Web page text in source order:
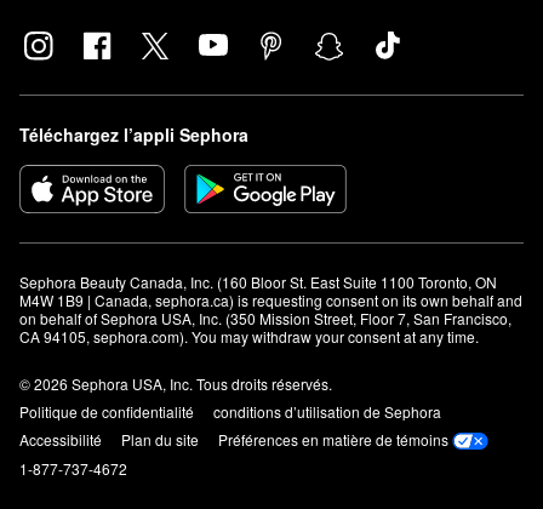
Téléchargez l’appli Sephora
Sephora Beauty Canada, Inc. (160 Bloor St. East Suite 1100 Toronto, ON
M4W 1B9 | Canada, sephora.ca) is requesting consent on its own behalf and
on behalf of Sephora USA, Inc. (350 Mission Street, Floor 7, San Francisco,
CA 94105, sephora.com). You may withdraw your consent at any time.
© 2026 Sephora USA, Inc. Tous droits réservés.
Politique de confidentialité
conditions d’utilisation de Sephora
Accessibilité
Plan du site
Préférences en matière de témoins
1-877-737-4672